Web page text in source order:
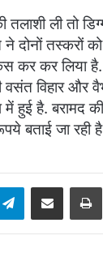
ली तो
दोनों तस्करों
कर कर लिया है.
वसंत विहार और
में हुई है. बरामद
बताई जा रही है
TelegramShare via Email